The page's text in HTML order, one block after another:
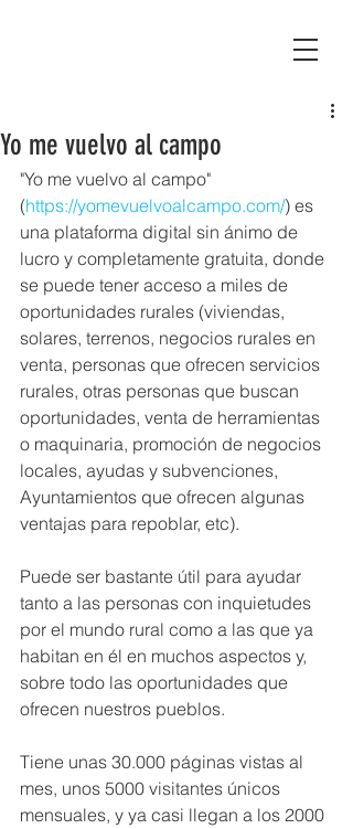
Yo me vuelvo al campo
"Yo me vuelvo al campo"
(https://yomevuelvoalcampo.com/) es
una plataforma digital sin ánimo de
lucro y completamente gratuita, donde
se puede tener acceso a miles de
oportunidades rurales (viviendas,
solares, terrenos, negocios rurales en
venta, personas que ofrecen servicios
rurales, otras personas que buscan
oportunidades, venta de herramientas
o maquinaria, promoción de negocios
locales, ayudas y subvenciones,
Ayuntamientos que ofrecen algunas
ventajas para repoblar, etc).
Puede ser bastante útil para ayudar
tanto a las personas con inquietudes
por el mundo rural como a las que ya
habitan en él en muchos aspectos y,
sobre todo las oportunidades que
ofrecen nuestros pueblos.
Tiene unas 30.000 páginas vistas al
mes, unos 5000 visitantes únicos
mensuales, y ya casi llegan a los 2000